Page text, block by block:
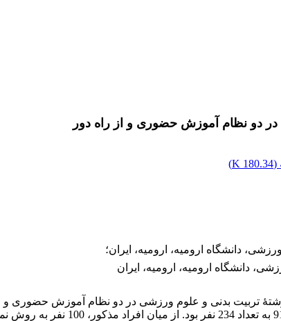
در دو نظام آموزش حضوری و از راه دور
(
180.34 K
)
دانشگاه ارومیه، ارومیه، ایران؛
دانشگاه ارومیه، ارومیه، ایران
تربیت ­بدنی و علوم ورزشی در دو نظام آموزش حضوری
تربیت ­بدنی دانشگاه­های دولتی